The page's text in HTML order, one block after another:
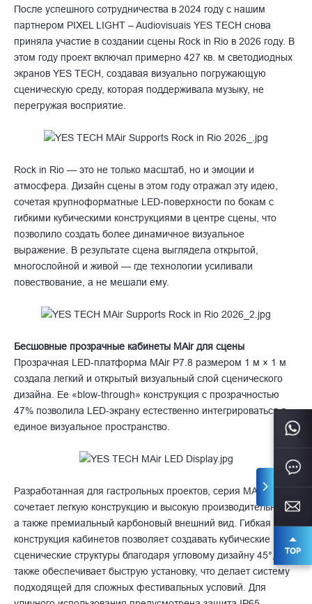
После успешного сотрудничества в 2024 году с нашим
партнером PIXEL LIGHT – Audiovisuais YES TECH снова
приняла участие в создании сцены Rock in Rio в 2026 году. В
этом году проект включал примерно 427 кв. м светодиодных
экранов YES TECH, создавая визуально погружающую
сценическую среду, которая поддерживала музыку, не
перегружая восприятие.
Rock in Rio — это не только масштаб, но и эмоции и
атмосфера. Дизайн сцены в этом году отражал эту идею,
сочетая крупноформатные LED-поверхности по бокам с
гибкими кубическими конструкциями в центре сцены, что
позволило создать более динамичное визуальное
выражение. В результате сцена выглядела открытой,
многослойной и живой — где технологии усиливали
повествование, а не мешали ему.
Бесшовные прозрачные кабинеты MAir для сцены
Прозрачная LED-платформа MAir P7.8 размером 1 м × 1 м
создала легкий и открытый визуальный слой сценического
дизайна. Ее «blow-through» конструкция с прозрачностью
47% позволила LED-экрану естественно интегрироваться в
единое визуальное пространство.
Разработанная для гастрольных проектов, серия MAir
сочетает легкую конструкцию и высокую производительность,
а также премиальный карбоновый внешний вид. Гибкая
конструкция кабинетов позволяет создавать кубические
сценические структуры благодаря угловому дизайну 45°, а
также обеспечивает быструю установку, что делает систему
подходящей для сложных фестивальных условий. Для